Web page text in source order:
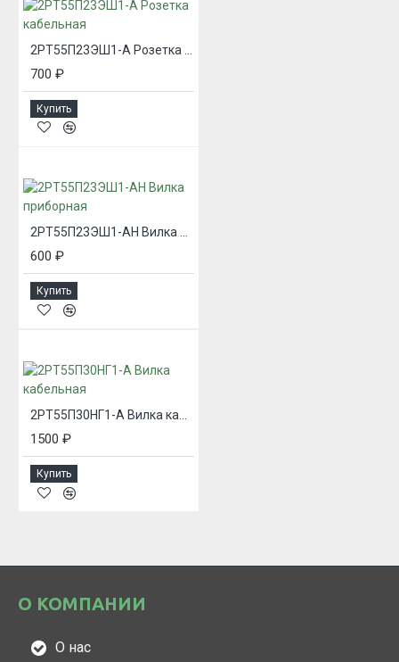
700 ₽
Купить
2РТ55П23ЭШ1-АН Вилка приборная
600 ₽
Купить
2РТ55П30НГ1-А Вилка кабельная
1500 ₽
Купить
О КОМПАНИИ
О нас